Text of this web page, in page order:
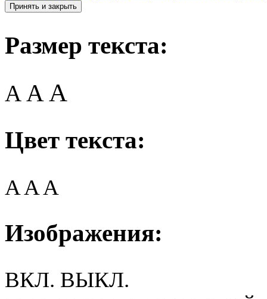
Принять и закрыть
Размер текста:
A AA
Цвет текста:
AAA
Изображения:
ВКЛ. ВЫКЛ.